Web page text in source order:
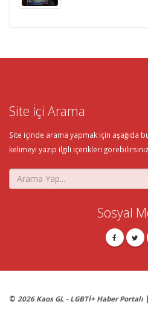
Site İçi Arama
Site içinde arama yapmak için aşağıda
kelimeyi yazıp ilgili içerikleri
Sosyal
© 2026 Kaos GL - LGBTİ+ Haber Portalı